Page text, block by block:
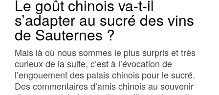
Le goût chinois va-t-il
s’adapter au sucré des vins
de Sauternes ?
Mais là où nous sommes le plus surpris et très
curieux de la suite, c’est à l’évocation de
l’engouement des palais chinois pour le sucré.
Des commentaires d’amis chinois au souvenir